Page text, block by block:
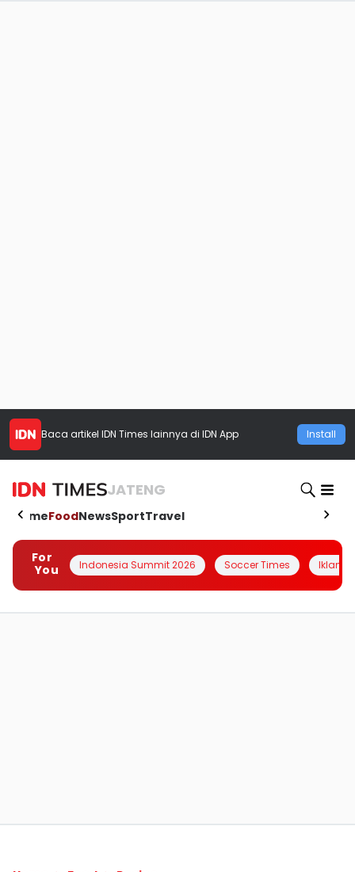
Baca artikel IDN Times lainnya di IDN App Install
JATENG
HomeFoodNewsSportTravel
For
You
Indonesia Summit 2026 Soccer Times Iklanin